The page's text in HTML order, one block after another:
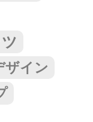
ザイン